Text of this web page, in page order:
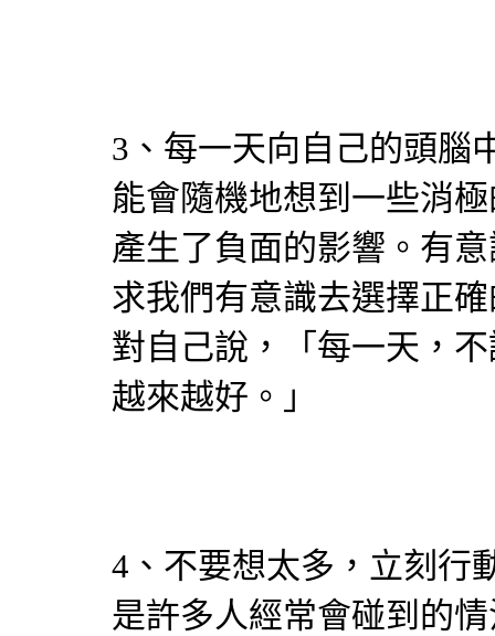
3、每一天向自己的頭腦
能會隨機地想到一些消
產生了負面的影響。有
求我們有意識去選擇正
對自己說，「每一天，
越來越好。」
4、不要想太多，立刻行
是許多人經常會碰到的